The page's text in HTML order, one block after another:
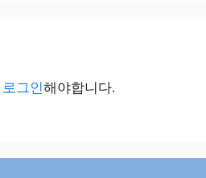
로그인해야합니다.